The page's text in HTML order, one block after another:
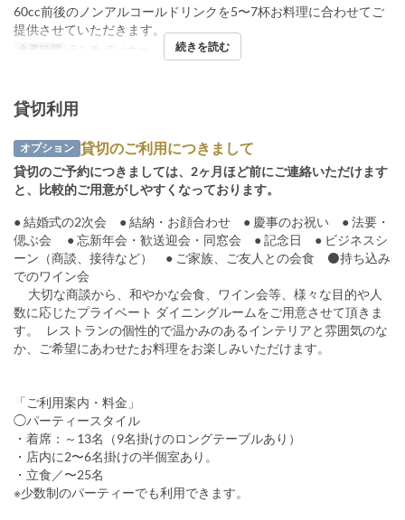
60cc前後のノンアルコールドリンクを5〜7杯お料理に合わせてご
提供させていただきます。
食事時間 ランチ, ディナー 続きを読む
貸切利用
オプション 貸切のご利用につきまして
貸切のご予約につきましては、2ヶ月ほど前にご連絡いただけます
と、比較的ご用意がしやすくなっております。
● 結婚式の2次会 ● 結納・お顔合わせ ● 慶事のお祝い ● 法要・
偲ぶ会 ● 忘新年会・歓送迎会・同窓会 ● 記念日 ● ビジネスシ
ーン（商談、接待など） ● ご家族、ご友人との会食 ⚫️持ち込み
でのワイン会
大切な商談から、和やかな会食、ワイン会等、様々な目的や人
数に応じたプライベート ダイニングルームをご用意させて頂きま
す。 レストランの個性的で温かみのあるインテリアと雰囲気のな
か、ご希望にあわせたお料理をお楽しみいただけます。
「ご利用案内・料金」
◯パーティースタイル
・着席：～13名（9名掛けのロングテーブルあり）
・店内に2〜6名掛けの半個室あり。
・立食／〜25名
※少数制のパーティーでも利用できます。